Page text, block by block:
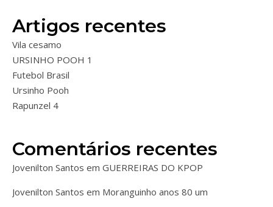
Artigos recentes
Vila cesamo
URSINHO POOH 1
Futebol Brasil
Ursinho Pooh
Rapunzel 4
Comentários recentes
Jovenilton Santos em GUERREIRAS DO KPOP
Jovenilton Santos em Moranguinho anos 80 um